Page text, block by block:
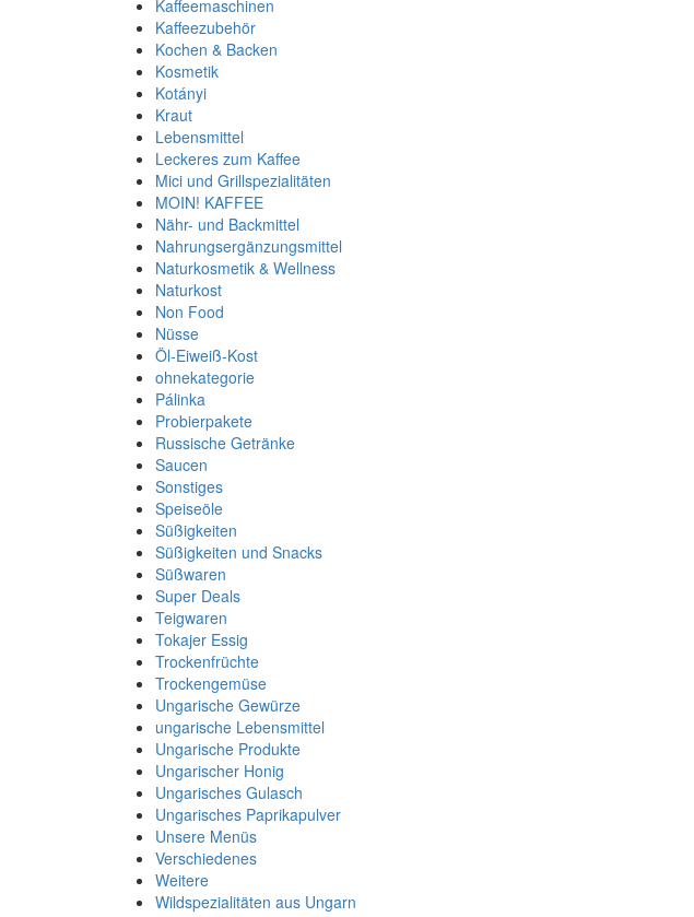
Kaffeemaschinen
Kaffeezubehör
Kochen & Backen
Kosmetik
Kotányi
Kraut
Lebensmittel
Leckeres zum Kaffee
Mici und Grillspezialitäten
MOIN! KAFFEE
Nähr- und Backmittel
Nahrungsergänzungsmittel
Naturkosmetik & Wellness
Naturkost
Non Food
Nüsse
Öl-Eiweiß-Kost
ohnekategorie
Pálinka
Probierpakete
Russische Getränke
Saucen
Sonstiges
Speiseöle
Süßigkeiten
Süßigkeiten und Snacks
Süßwaren
Super Deals
Teigwaren
Tokajer Essig
Trockenfrüchte
Trockengemüse
Ungarische Gewürze
ungarische Lebensmittel
Ungarische Produkte
Ungarischer Honig
Ungarisches Gulasch
Ungarisches Paprikapulver
Unsere Menüs
Verschiedenes
Weitere
Wildspezialitäten aus Ungarn